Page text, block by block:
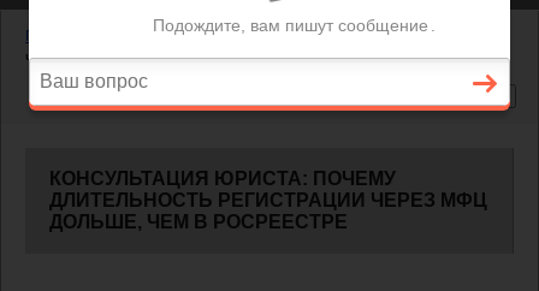
Главная Жилищный вопрос —Почему длительность регистрации
через МФЦ дольше, чем в Росреестре
КОНСУЛЬТАЦИЯ ЮРИСТА: ПОЧЕМУ
ДЛИТЕЛЬНОСТЬ РЕГИСТРАЦИИ ЧЕРЕЗ МФЦ
ДОЛЬШЕ, ЧЕМ В РОСРЕЕСТРЕ